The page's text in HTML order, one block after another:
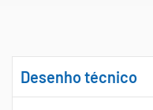
Desenho técnico